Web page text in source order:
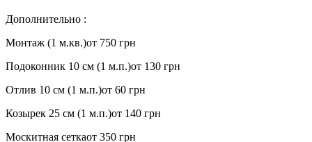
Дополнительно :
Монтаж (1 м.кв.)от 750 грн
Подоконник 10 см (1 м.п.)от 130 грн
Отлив 10 см (1 м.п.)от 60 грн
Козырек 25 см (1 м.п.)от 140 грн
Москитная сеткаот 350 грн